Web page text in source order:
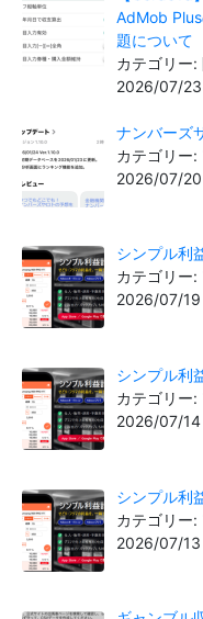
AdMob
題について
カテゴリー:
2026/07/23
ナンバーズ
カテゴリー:
2026/07/20
シンプル利
カテゴリー:
2026/07/19
シンプル利
カテゴリー:
2026/07/14
シンプル利
カテゴリー:
2026/07/13